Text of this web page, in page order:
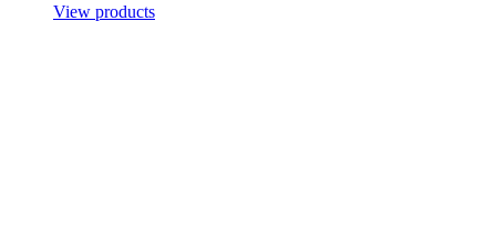
View products